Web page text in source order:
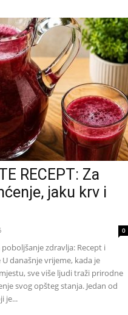
RECEPT: Za
jaku krv i
0
zdravlja: Recept i
današnje vrijeme, kada je
sve više ljudi traži prirodne
svog opšteg stanja. Jedan od
je...